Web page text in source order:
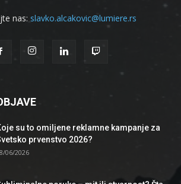
nas: slavko.alcakovic@lumiere.rs
su to omiljene reklamne kampanje za
prvenstvo 2026?
06/2026